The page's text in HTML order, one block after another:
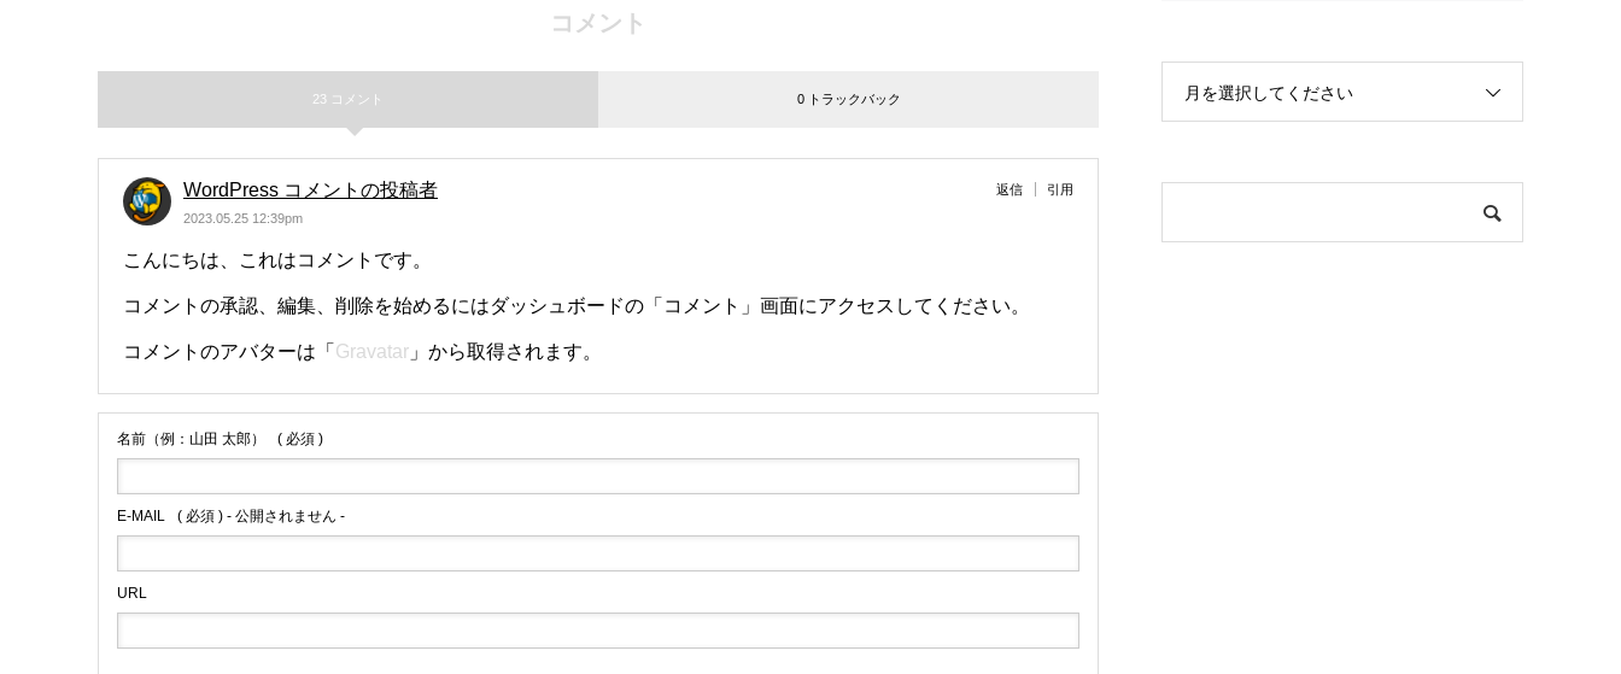
コメント
23 コメント 0 トラックバック
WordPress コメントの投稿者
2023.05.25 12:39pm
返信 引用
こんにちは、これはコメントです。
コメントの承認、編集、削除を始めるにはダッシュボードの「コメント」画面にアクセスしてください。
コメントのアバターは「 Gravatar 」から取得されます。
名前（例：山田 太郎） ( 必須 )
E-MAIL ( 必須 ) - 公開されません -
URL
月を選択してください